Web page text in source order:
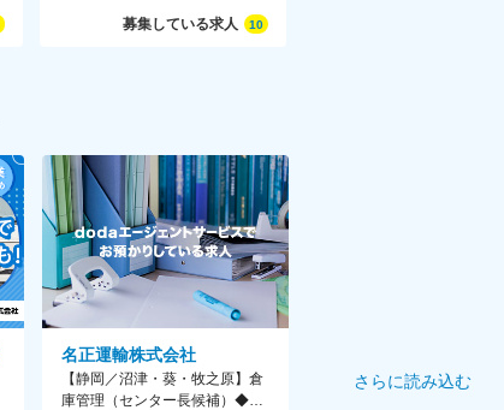
募集している求人 10
名正運輸株式会社
【静岡／沼津・葵・牧之原】倉
庫管理（センター長候補）◆月
さらに読み込む